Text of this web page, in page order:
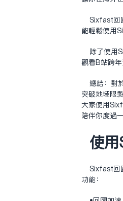
Sixfast回
能轻松使用
除了使用
观看B站跨
总结：对
突破地域限
大家使用
陪伴你度过
使
‌Sixfast回
功能：